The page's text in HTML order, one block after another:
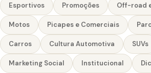
Esportivos Promoções Off-road
Motos Picapes e Comerciais
Carros Cultura Automotiva SUVs
Marketing Social Institucional